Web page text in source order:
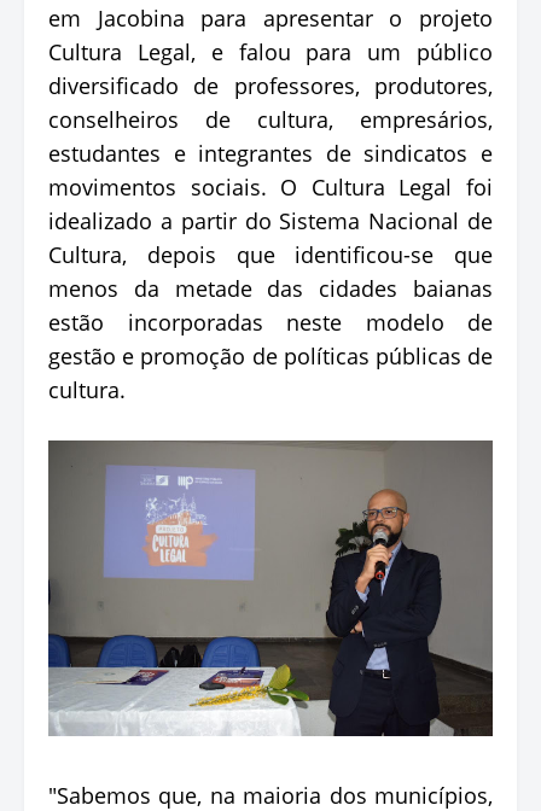
em Jacobina para apresentar o projeto
Cultura Legal, e falou para um público
diversificado de professores, produtores,
conselheiros de cultura, empresários,
estudantes e integrantes de sindicatos e
movimentos sociais. O Cultura Legal foi
idealizado a partir do Sistema Nacional de
Cultura, depois que identificou-se que
menos da metade das cidades baianas
estão incorporadas neste modelo de
gestão e promoção de políticas públicas de
cultura.
"Sabemos que, na maioria dos municípios,